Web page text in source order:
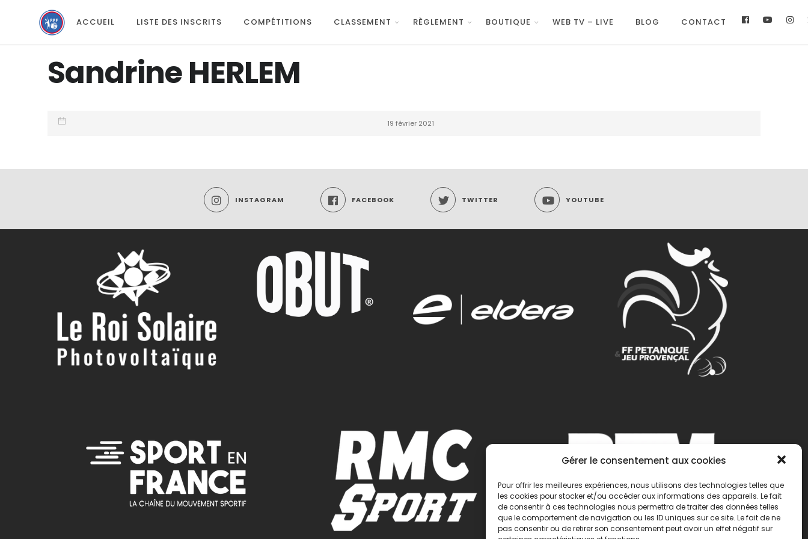
Gérer le consentement aux cookies
Pour offrir les meilleures expériences, nous utilisons des technologies telles que
les cookies pour stocker et/ou accéder aux informations des appareils. Le fait
de consentir à ces technologies nous permettra de traiter des données telles
que le comportement de navigation ou les ID uniques sur ce site. Le fait de ne
pas consentir ou de retirer son consentement peut avoir un effet négatif sur
ACCUEIL LISTE DES INSCRITS COMPÉTITIONS CLASSEMENT RÈGLEMENT BOUTIQUE WEB TV – LIVE BLOG CONTACT
Sandrine HERLEM
19 février 2021
INSTAGRAM FACEBOOK TWITTER YOUTUBE